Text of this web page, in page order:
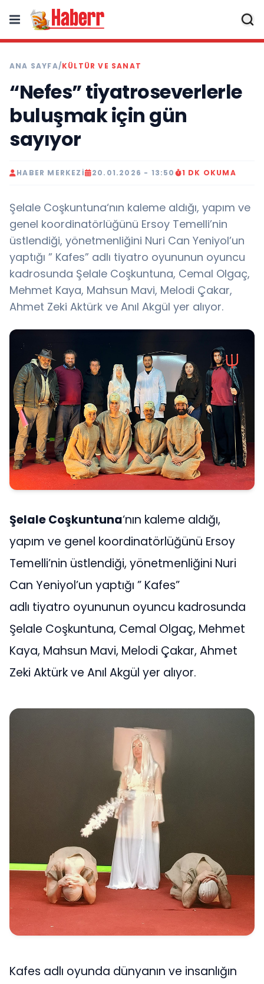
ANA SAYFA/KÜLTÜR VE SANAT
“Nefes” tiyatroseverlerle
buluşmak için gün
sayıyor
HABER MERKEZI 20.01.2026 - 13:50 1 DK OKUMA
Şelale Coşkuntuna‘nın kaleme aldığı, yapım ve
genel koordinatörlüğünü Ersoy Temelli’nin
üstlendiği, yönetmenliğini Nuri Can Yeniyol’un
yaptığı ” Kafes” adlı tiyatro oyununun oyuncu
kadrosunda Şelale Coşkuntuna, Cemal Olgaç,
Mehmet Kaya, Mahsun Mavi, Melodi Çakar,
Ahmet Zeki Aktürk ve Anıl Akgül yer alıyor.
Şelale Coşkuntuna‘nın kaleme aldığı,
yapım ve genel koordinatörlüğünü Ersoy
Temelli’nin üstlendiği, yönetmenliğini Nuri
Can Yeniyol’un yaptığı ” Kafes”
adlı tiyatro oyununun oyuncu kadrosunda
Şelale Coşkuntuna, Cemal Olgaç, Mehmet
Kaya, Mahsun Mavi, Melodi Çakar, Ahmet
Zeki Aktürk ve Anıl Akgül yer alıyor.
Kafes adlı oyunda dünyanın ve insanlığın